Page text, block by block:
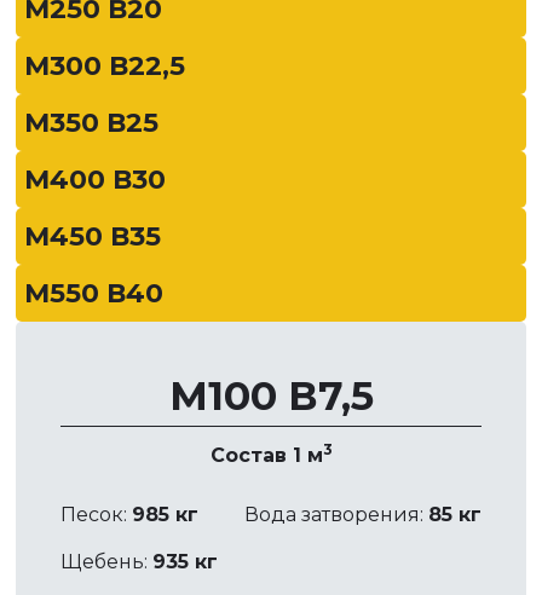
М250 В20
М300 В22,5
М350 В25
М400 В30
М450 В35
М550 В40
М100 В7,5
Состав 1 м3
Песок: 985 кг Вода затворения: 85 кг
Щебень: 935 кг